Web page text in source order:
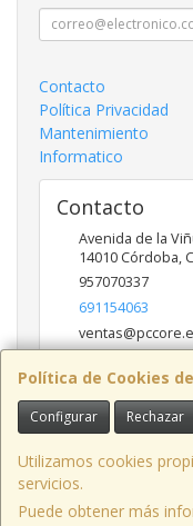
Política de Cookies
Configurar Rechazar
Utilizamos cookies
servicios.
Puede obtener más
Contacto
Política Privacidad
Mantenimiento
Informatico
Contacto
Avenida de la
14010 Córdoba,
957070337
691154063
Horario
10-13:30
Avenida de la Viñuela nº 3,